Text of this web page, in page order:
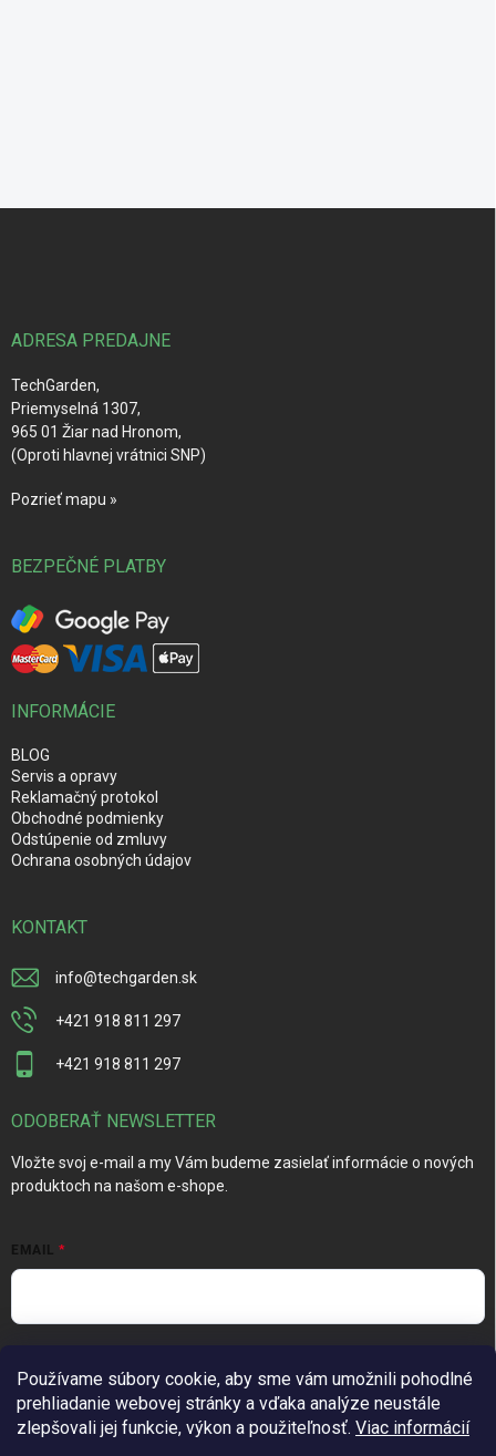
Používame súbory cookie, aby sme vám umožnili pohodlné
prehliadanie webovej stránky a vďaka analýze neustále
zlepšovali jej funkcie, výkon a použiteľnosť. Viac informácií
ADRESA PREDAJNE
TechGarden,
Priemyselná 1307,
965 01 Žiar nad Hronom,
(Oproti hlavnej vrátnici SNP)
Pozrieť mapu »
BEZPEČNÉ PLATBY
INFORMÁCIE
BLOG
Servis a opravy
Reklamačný protokol
Obchodné podmienky
Odstúpenie od zmluvy
Ochrana osobných údajov
KONTAKT
info@techgarden.sk
+421 918 811 297
+421 918 811 297
ODOBERAŤ NEWSLETTER
Vložte svoj e-mail a my Vám budeme zasielať informácie o nových
produktoch na našom e-shope.
EMAIL
údajov
Prihlásiť sa